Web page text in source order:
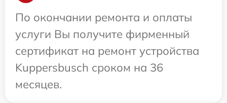
По окончании ремонта и оплаты
услуги Вы получите фирменный
сертификат на ремонт устройства
Kuppersbusch сроком на 36
месяцев.